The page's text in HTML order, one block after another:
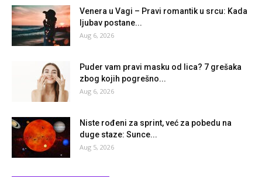
Venera u Vagi – Pravi romantik u srcu: Kada
ljubav postane...
Aug 6, 2026
Puder vam pravi masku od lica? 7 grešaka
zbog kojih pogrešno...
Aug 6, 2026
Niste rođeni za sprint, već za pobedu na
duge staze: Sunce...
Aug 5, 2026